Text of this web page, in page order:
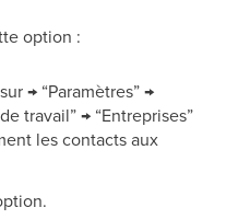
option :
→ “Paramètres” →
travail” → “Entreprises”
les contacts aux